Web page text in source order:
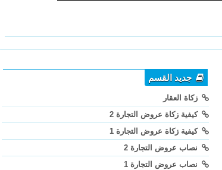
جديد القسم
زكاة العقار
كيفية زكاة عروض التجارة 2
كيفية زكاة عروض التجارة 1
نصاب عروض التجارة 2
نصاب عروض التجارة 1